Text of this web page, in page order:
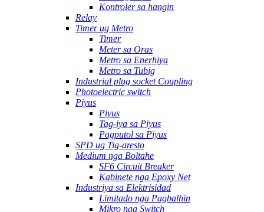
Kontroler sa hangin
Relay
Timer ug Metro
Timer
Meter sa Oras
Metro sa Enerhiya
Metro sa Tubig
Industrial plug socket Coupling
Photoelectric switch
Piyus
Piyus
Tag-iya sa Piyus
Pagputol sa Piyus
SPD ug Tig-aresto
Medium nga Boltahe
SF6 Circuit Breaker
Kabinete nga Epoxy Net
Industriya sa Elektrisidad
Limitado nga Pagbalhin
Mikro nga Switch